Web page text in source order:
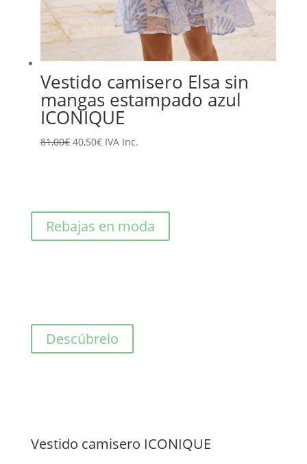
Vestido camisero Elsa sin
mangas estampado azul
ICONIQUE
81,00€ El
81,00€.
40,50€El
40,50€.
IVA Inc.
Rebajas en moda
Descúbrelo
Vestido camisero ICONIQUE